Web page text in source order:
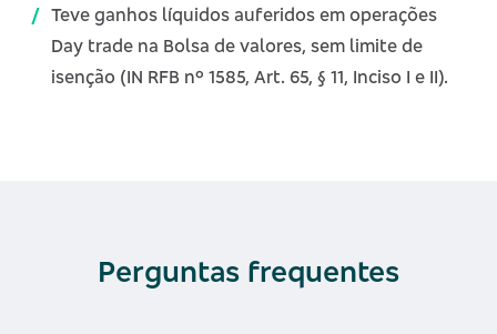
Teve ganhos líquidos auferidos em operações
Day trade na Bolsa de valores, sem limite de
isenção (IN RFB nº 1585, Art. 65, § 11, Inciso I e II).
Perguntas frequentes